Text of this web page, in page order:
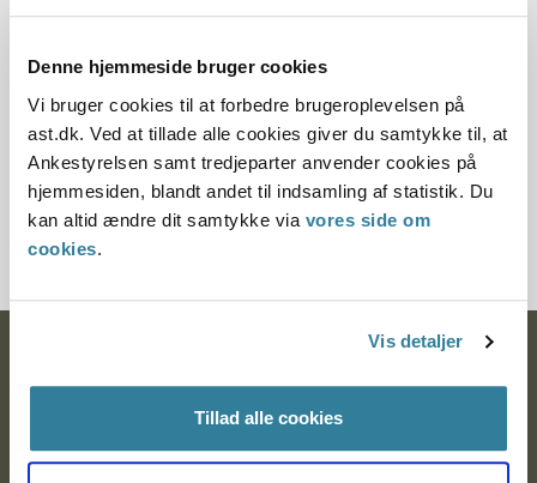
Denne hjemmeside bruger cookies
Vi bruger cookies til at forbedre brugeroplevelsen på
ast.dk. Ved at tillade alle cookies giver du samtykke til, at
Ankestyrelsen samt tredjeparter anvender cookies på
hjemmesiden, blandt andet til indsamling af statistik. Du
kan altid ændre dit samtykke via vores side om
cookies.
Vis detaljer
Tillad alle cookies
10.07.2013
Paragraf
§ 81
Journalnummer
2000328-02
Nytorv 7, 2. sal